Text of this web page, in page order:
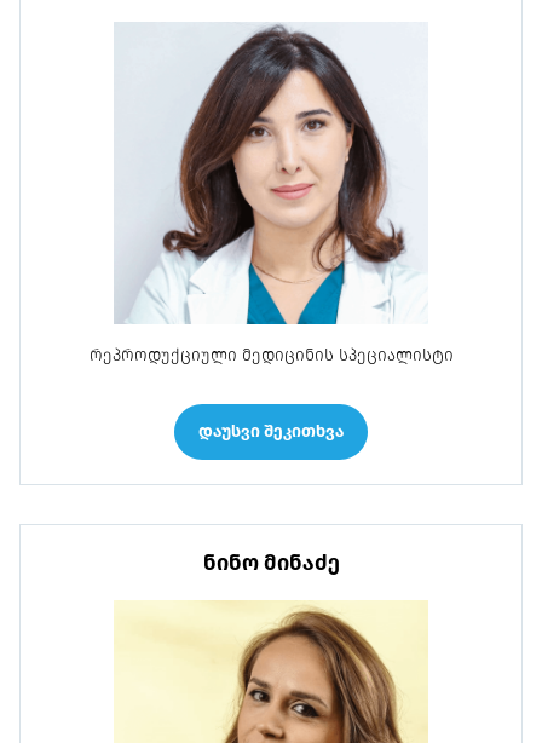
რეპროდუქციული მედიცინის სპეციალისტი
დაუსვი შეკითხვა
ნინო მინაძე